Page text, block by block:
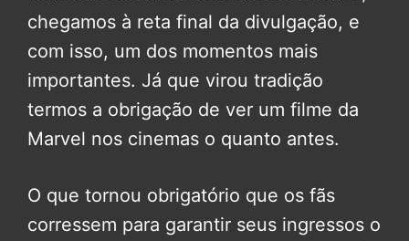
chegamos à reta final da divulgação, e
com isso, um dos momentos mais
importantes. Já que virou tradição
termos a obrigação de ver um filme da
Marvel nos cinemas o quanto antes.
O que tornou obrigatório que os fãs
corressem para garantir seus ingressos o